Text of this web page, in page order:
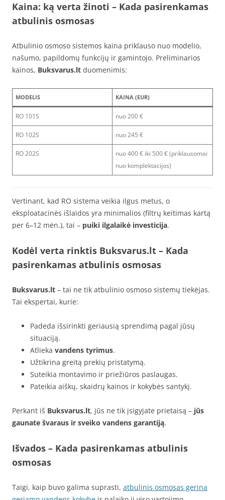
Kaina: ką verta žinoti – Kada pasirenkamas
atbulinis osmosas
Atbulinio osmoso sistemos kaina priklauso nuo modelio,
našumo, papildomų funkcijų ir gamintojo. Preliminarios
kainos, Buksvarus.lt duomenimis:
MODELIS KAINA (EUR)
RO 101S nuo 200 €
RO 102S nuo 245 €
RO 202S
nuo 400 € iki 500 € (priklausomai
nuo komplektacijos)
Vertinant, kad RO sistema veikia ilgus metus, o
eksploatacinės išlaidos yra minimalios (filtrų keitimas kartą
per 6–12 mėn.), tai – puiki ilgalaikė investicija.
Kodėl verta rinktis Buksvarus.lt – Kada
pasirenkamas atbulinis osmosas
Buksvarus.lt – tai ne tik atbulinio osmoso sistemų tiekėjas.
Tai ekspertai, kurie:
Padeda išsirinkti geriausią sprendimą pagal jūsų
situaciją.
Atlieka vandens tyrimus.
Užtikrina greitą prekių pristatymą.
Suteikia montavimo ir priežiūros paslaugas.
Pateikia aiškų, skaidrų kainos ir kokybės santykį.
Perkant iš Buksvarus.lt, jūs ne tik įsigyjate prietaisą – jūs
gaunate švaraus ir sveiko vandens garantiją.
Išvados – Kada pasirenkamas atbulinis
osmosas
Taigi, kaip buvo galima suprasti, atbulinis osmosas gerina